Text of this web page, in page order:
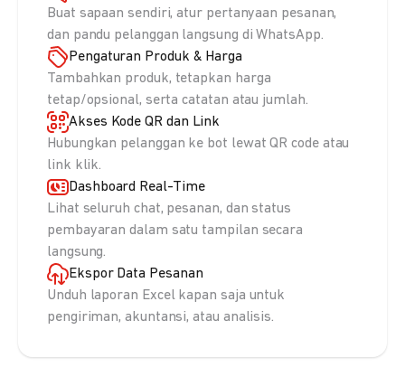
Buat sapaan sendiri, atur pertanyaan pesanan,
dan pandu pelanggan langsung di WhatsApp.
Pengaturan Produk & Harga
Tambahkan produk, tetapkan harga
tetap/opsional, serta catatan atau jumlah.
Akses Kode QR dan Link
Hubungkan pelanggan ke bot lewat QR code atau
link klik.
Dashboard Real-Time
Lihat seluruh chat, pesanan, dan status
pembayaran dalam satu tampilan secara
langsung.
Ekspor Data Pesanan
Unduh laporan Excel kapan saja untuk
pengiriman, akuntansi, atau analisis.